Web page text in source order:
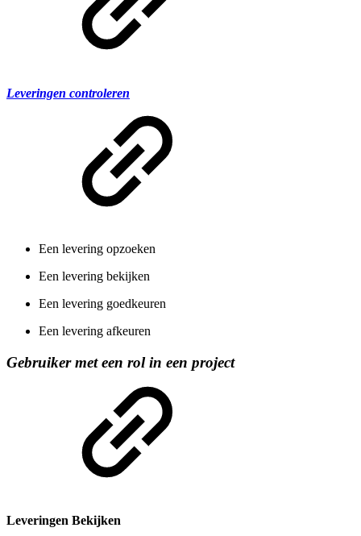
Leveringen controleren
Een levering opzoeken
Een levering bekijken
Een levering goedkeuren
Een levering afkeuren
Gebruiker met een rol in een project
Leveringen Bekijken